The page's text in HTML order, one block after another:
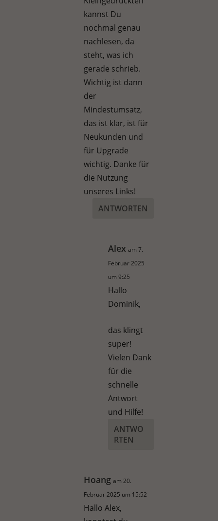
kannst Du
nochmal genau
nachlesen, da
steht, was ich
gerade schrieb.
Wichtig ist dann
der
Mindestumsatz,
das ist klar, ist für
Neukunden und
für Upgrade
wichtig. Danke für
die Nutzung
unseres Links!
ANTWORTEN
Alex am 7.
Februar 2025
um 9:25
Hallo
Dominik,
das klingt
super!
Vielen Dank
für die
schnelle
Antwort
und Hilfe!
ANTWO
RTEN
Hoang am 20.
Februar 2025 um 15:52
Hallo Alex,